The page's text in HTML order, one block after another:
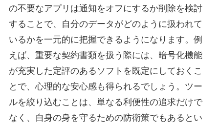
の不要なアプリは通知をオフにするか削除を検討
することで、自分のデータがどのように扱われて
いるかを一元的に把握できるようになります。例
えば、重要な契約書類を扱う際には、暗号化機能
が充実した定評のあるソフトを既定にしておくこ
とで、心理的な安心感も得られるでしょう。ツー
ルを絞り込むことは、単なる利便性の追求だけで
なく、自身の身を守るための防衛策でもあるとい